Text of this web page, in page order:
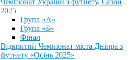
Чемпіонат України з футнету, Сезон
2025
Група «А»
Група «Б»
Фінал
Відкритий Чемпіонат міста Дніпра з
футнету «Осінь 2025»